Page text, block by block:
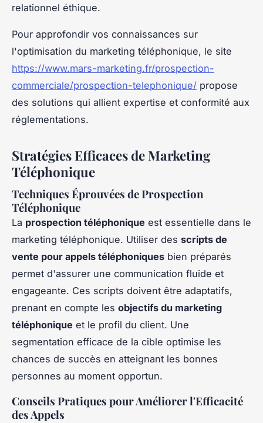
relationnel éthique.
Pour approfondir vos connaissances sur
l'optimisation du marketing téléphonique, le site
https://www.mars-marketing.fr/prospection-
commerciale/prospection-telephonique/ propose
des solutions qui allient expertise et conformité aux
réglementations.
Stratégies Efficaces de Marketing
Téléphonique
Techniques Éprouvées de Prospection
Téléphonique
La prospection téléphonique est essentielle dans le
marketing téléphonique. Utiliser des scripts de
vente pour appels téléphoniques bien préparés
permet d'assurer une communication fluide et
engageante. Ces scripts doivent être adaptatifs,
prenant en compte les objectifs du marketing
téléphonique et le profil du client. Une
segmentation efficace de la cible optimise les
chances de succès en atteignant les bonnes
personnes au moment opportun.
Conseils Pratiques pour Améliorer l'Efficacité
des Appels